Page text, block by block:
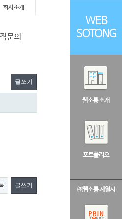
글쓰기
글쓰기